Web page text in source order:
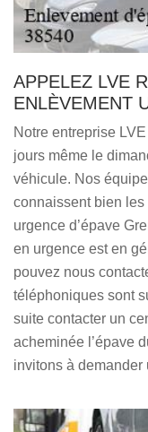
APPELEZ LVE
ENLÈVEMENT
Notre entreprise
jours même le
véhicule. Nos
connaissent bien
urgence d’épave
en urgence est en
pouvez nous
téléphoniques sont
suite contacter un
acheminée l’épave
invitons à demander